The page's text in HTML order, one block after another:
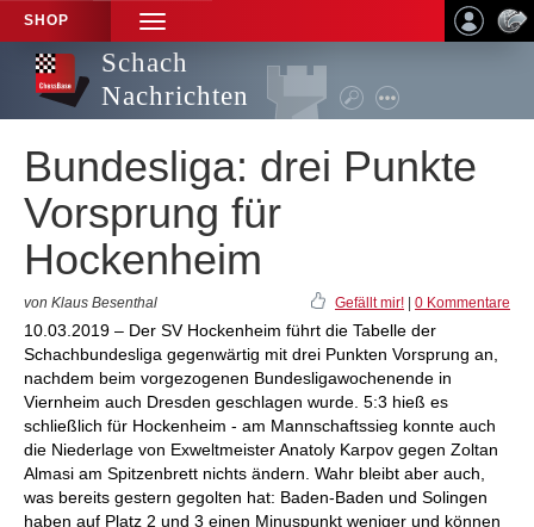
SHOP
TOGGLE
NAVIGATION
Schach
Nachrichten
Bundesliga: drei Punkte
Vorsprung für
Hockenheim
von Klaus Besenthal Gefällt mir! 0 Kommentare
10.03.2019 – Der SV Hockenheim führt die Tabelle der
Schachbundesliga gegenwärtig mit drei Punkten Vorsprung an,
nachdem beim vorgezogenen Bundesligawochenende in
Viernheim auch Dresden geschlagen wurde. 5:3 hieß es
schließlich für Hockenheim - am Mannschaftssieg konnte auch
die Niederlage von Exweltmeister Anatoly Karpov gegen Zoltan
Almasi am Spitzenbrett nichts ändern. Wahr bleibt aber auch,
was bereits gestern gegolten hat: Baden-Baden und Solingen
haben auf Platz 2 und 3 einen Minuspunkt weniger und können